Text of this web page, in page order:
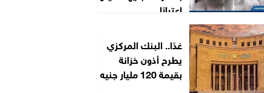
اعتبارًا...
غدًا.. البنك المركزي
يطرح أذون خزانة
بقيمة 120 مليار جنيه